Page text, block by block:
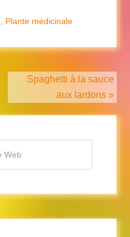
Plante médicinale
Spaghetti à la sauce
aux lardons »